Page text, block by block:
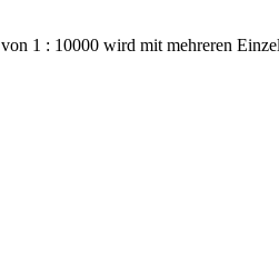
1 : 10000 wird mit mehreren